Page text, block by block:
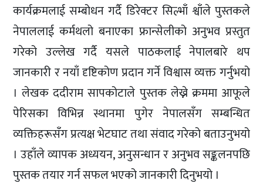
कार्यक्रमलाई सम्बोधन गर्दै डिरेक्टर सिल्भाँ श्वाँले पुस्तकले
नेपाललाई कर्मथलो बनाएका फ्रान्सेलीको अनुभव प्रस्तुत
गरेको उल्लेख गर्दै यसले पाठकलाई नेपालबारे थप
जानकारी र नयाँ दृष्टिकोण प्रदान गर्ने विश्वास व्यक्त गर्नुभयो
। लेखक ददीराम सापकोटाले पुस्तक लेख्ने क्रममा आफूले
पेरिसका विभिन्न स्थानमा पुगेर नेपालसँग सम्बन्धित
व्यक्तिहरूसँग प्रत्यक्ष भेटघाट तथा संवाद गरेको बताउनुभयो
। उहाँले व्यापक अध्ययन, अनुसन्धान र अनुभव सङ्कलनपछि
पुस्तक तयार गर्न सफल भएको जानकारी दिनुभयो ।